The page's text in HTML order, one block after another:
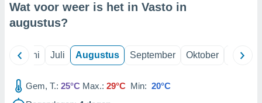
Wat voor weer is het in Vasto in
augustus?
Juni Juli Augustus September Oktober
Gem, T.: 25°C Max.: 29°C Min: 20°C